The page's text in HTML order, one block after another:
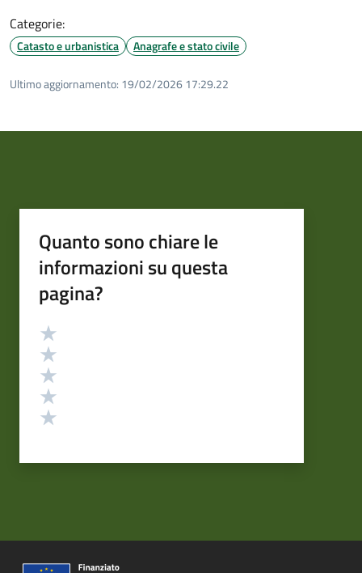
Categorie:
Catasto e urbanistica Anagrafe e stato civile
Ultimo aggiornamento: 19/02/2026 17:29.22
Quanto sono chiare le
informazioni su questa
pagina?
Valutazione